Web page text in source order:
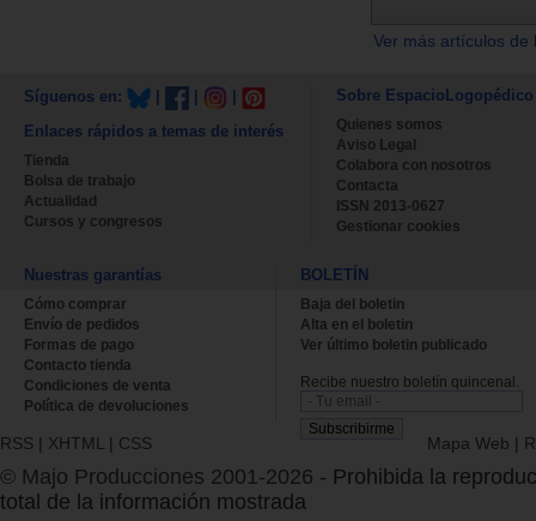
Ver más artículos
Síguenos en:
Enlaces rápidos a temas de interés
Tienda
Bolsa de trabajo
Actualidad
Cursos y congresos
Sobre EspacioLogopédico
Quienes somos
Aviso Legal
Colabora con nosotros
Contacta
ISSN 2013-0627
Gestionar cookies
Nuestras garantías
Cómo comprar
Envío de pedidos
Formas de pago
Contacto tienda
Condiciones de venta
Política de devoluciones
BOLETÍN
Baja del boletin
Alta en el boletin
Ver último boletin publicado
Recibe nuestro boletín quincenal.
RSS | XHTML | CSS Mapa Web |
© Majo Producciones 2001-2026 - Prohibida la
total de la información mostrada